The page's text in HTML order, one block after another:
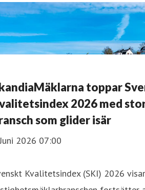
toppar
2026 med
som glider isär
2026 07:00
Kvalitetsindex (SKI) 2026